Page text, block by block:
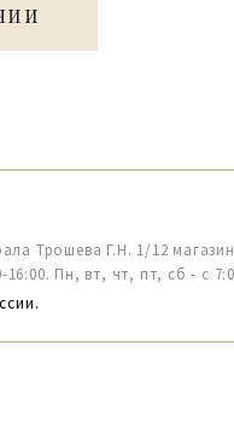
Трошева Г.Н. 1/12
16:00. Пн, вт, чт, пт, сб - с